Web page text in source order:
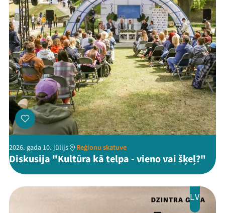
2026. gada 10. jūlijs Reģionu skatuve
Diskusija "Kultūra kā telpa - vieno vai šķeļ?"
LV